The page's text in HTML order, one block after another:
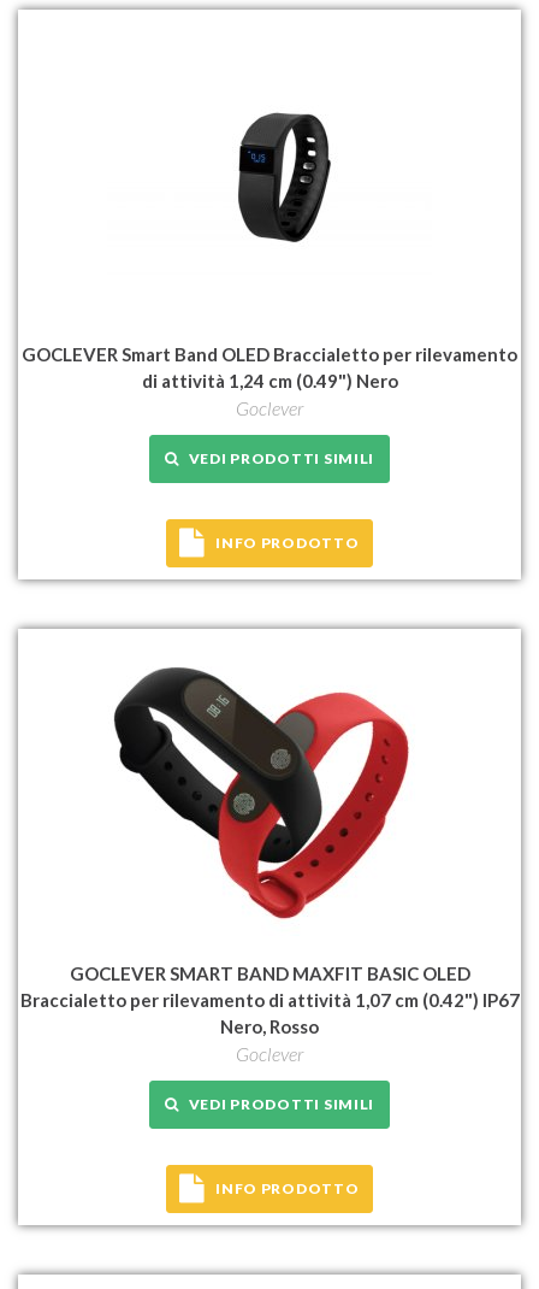
GOCLEVER Smart Band OLED Braccialetto per rilevamento
di attività 1,24 cm (0.49") Nero
Goclever
VEDI PRODOTTI SIMILI
INFO PRODOTTO
GOCLEVER SMART BAND MAXFIT BASIC OLED
Braccialetto per rilevamento di attività 1,07 cm (0.42") IP67
Nero, Rosso
Goclever
VEDI PRODOTTI SIMILI
INFO PRODOTTO